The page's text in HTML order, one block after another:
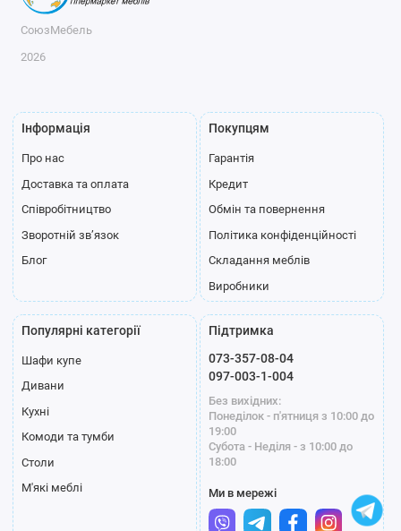
СоюзМебель
2026
Інформація
Про нас
Доставка та оплата
Співробітництво
Зворотній зв’язок
Блог
Покупцям
Гарантія
Кредит
Обмін та повернення
Політика конфіденційності
Складання меблів
Виробники
Популярні категорії
Шафи купе
Дивани
Кухні
Комоди та тумби
Столи
М'які меблі
Підтримка
073-357-08-04
097-003-1-004
Без вихідних:
Понеділок - п'ятниця з 10:00 до
19:00
Субота - Неділя - з 10:00 до
18:00
Ми в мережі